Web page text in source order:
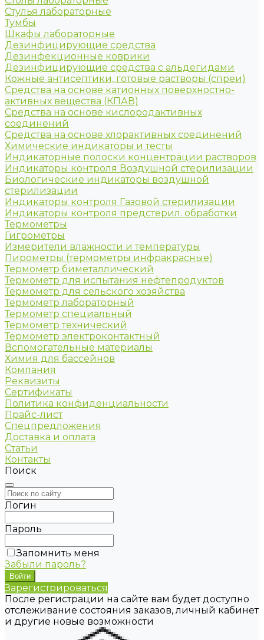
Стулья лабораторные
Тумбы
Шкафы лабораторные
Дезинфицирующие средства
Дезинфекционные коврики
Дезинфицирующие средства с альдегидами
Кожные антисептики, готовые растворы (спреи)
Средства на основе катионных поверхностно-
активных вещества (КПАВ)
Средства на основе кислородактивных
соединений
Средства на основе хлорактивных соединений
Химические индикаторы и тесты
Индикаторные полоски концентрации растворов
Индикаторы контроля Воздушной стерилизации
Биологические индикаторы воздушной
стерилизации
Индикаторы контроля Газовой стерилизации
Индикаторы контроля предстерил. обработки
Термометры
Гигрометры
Измерители влажности и температуры
Пирометры (термометры инфракрасные)
Термометр биметаллический
Термометр для испытания нефтепродуктов
Термометр для сельского хозяйства
Термометр лабораторный
Термометр специальный
Термометр технический
Термометр электроконтактный
Вспомогательные материалы
Химия для бассейнов
Компания
Реквизиты
Сертификаты
Политика конфиденциальности
Прайс-лист
Спецпредложения
Доставка и оплата
Статьи
Контакты
Поиск
Логин
Пароль
Запомнить меня
Забыли пароль?
Зарегистрироваться
После регистрации на сайте вам будет доступно
отслеживание состояния заказов, личный кабинет
и другие новые возможности